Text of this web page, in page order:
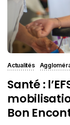
Actualités
Santé :
Bon